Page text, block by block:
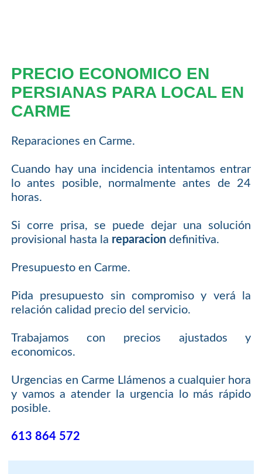
PRECIO ECONOMICO EN
PERSIANAS PARA LOCAL EN
CARME
Reparaciones en Carme.
Cuando hay una incidencia intentamos entrar
lo antes posible, normalmente antes de 24
horas.
Si corre prisa, se puede dejar una solución
provisional hasta la reparaciondefinitiva.
Presupuesto en Carme.
Pida presupuesto sin compromiso y verá la
relación calidad precio del servicio.
Trabajamos con precios ajustados y
economicos.
Urgencias en Carme Llámenos a cualquier hora
y vamos a atender la urgencia lo más rápido
posible.
613 864 572